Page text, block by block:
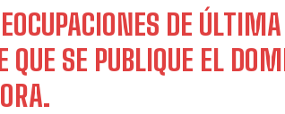
DE
QUE SE PUBLIQUE EL